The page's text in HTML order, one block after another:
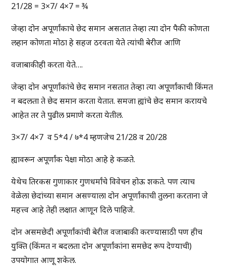
21/28 = 3×7/ 4×7 = ¾
जेव्हा दोन अपूर्णांकाचे छेद समान असतात तेव्हा त्या दोन पैकी कोणता
लहान कोणता मोठा हे सहज ठरवता येते त्यांची बेरीज आणि
वजाबाकीही करता येते….
जेव्हा दोन अपूर्णांकांचे छेद समान नसतात तेव्हा त्या अपूर्णांकाची किंमत
न बदलता ते छेद समान करता येतात. समजा ह्यांचे छेद समान करायचे
आहेत तर ते पुढील प्रमाणे करता येतील.
3×7/ 4×7 व 5*4 / ७*4 म्हणजेच 21/28 व 20/28
ह्यावरून अपूर्णांक पेक्षा मोठा आहे हे कळते.
येथेच तिरकस गुणाकार गुणधर्मांचे विवेचन होऊ शकते. पण त्याच
वेळेला छेदांच्या समान असण्याला दोन अपूर्णांकाची तुलना करताना जे
महत्त्व आहे तेही लक्षात आणून दिले पाहिजे.
दोन असमछेदी अपूर्णांकांची बेरीज वजाबाकी करण्यासाठी पण हीच
युक्ति (किंमत न बदलता दोन अपूर्णांकांना समछेद रूप देण्याची)
उपयोगात आणू शकेल.